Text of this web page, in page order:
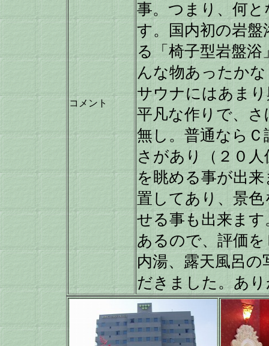
コメント
事。つまり、何
す。国内初の岩
る「椅子型岩盤
んな物あったか
サウナにはあま
平凡な作りで、
無し。普通なら
さがあり（２０
を眺める事が出
置してあり、景
せる事も出来ま
あるので、評価
内湯、露天風呂
だきました。あ